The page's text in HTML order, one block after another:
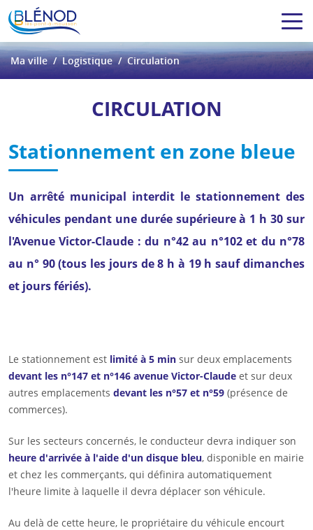
Ma ville Logistique Circulation
CIRCULATION
Stationnement en zone bleue
Un arrêté municipal interdit le stationnement des
véhicules pendant une durée supérieure à 1 h 30 sur
l'Avenue Victor-Claude :du n°42 au n°102 et du n°78
au n° 90 (tous les jours de 8 h à 19 h sauf dimanches
et jours fériés).
Le stationnement est limité à 5 min sur deux emplacements
devant les n°147 et n°146 avenue Victor-Claude et sur deux
autres emplacements devant les n°57 et n°59 (présence de
commerces).
Sur les secteurs concernés, le conducteur devra indiquer son
heure d'arrivée à l'aide d'un disque bleu, disponible en mairie
et chez les commerçants, qui définira automatiquement
l'heure limite à laquelle il devra déplacer son véhicule.
Au delà de cette heure, le propriétaire du véhicule encourt